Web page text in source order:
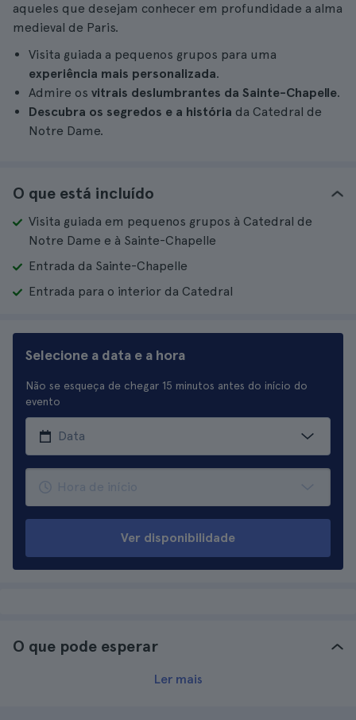
aqueles que desejam conhecer em profundidade a alma
medieval de Paris.
Visita guiada a pequenos grupos para uma
experiência mais personalizada.
Admire os vitrais deslumbrantes da Sainte-Chapelle.
Descubra os segredos e a história da Catedral de
Notre Dame.
O que está incluído
Visita guiada em pequenos grupos à Catedral de
Notre Dame e à Sainte-Chapelle
Entrada da Sainte-Chapelle
Entrada para o interior da Catedral
Selecione a data e a hora
Não se esqueça de chegar 15 minutos antes do início do
evento
Ver disponibilidade
O que pode esperar
Ler mais